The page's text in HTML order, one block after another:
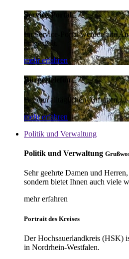
Service-Portal
Im Service-Portal werden alle
umgestellt.
mehr erfahren
Bürgertelefon
Bei den alltäglichen Anfragen
mehr erfahren
Politik und Verwaltung
Politik und Verwaltung
Sehr geehrte Damen und
sondern bietet Ihnen auch viele
mehr erfahren
Portrait des Kreises
Der Hochsauerlandkreis (HSK)
in Nordrhein-Westfalen.